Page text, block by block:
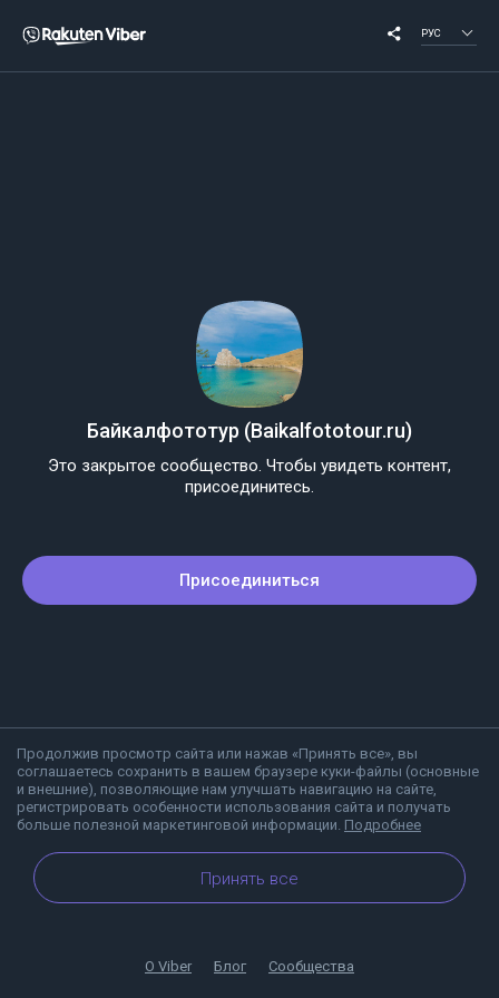
РУС
Продолжив просмотр сайта или нажав «Принять все», вы
соглашаетесь сохранить в вашем браузере куки-файлы (основные
и внешние), позволяющие нам улучшать навигацию на сайте,
регистрировать особенности использования сайта и получать
больше полезной маркетинговой информации. Подробнее
Принять все
Байкалфототур (Baikalfototour.ru)
Это закрытое сообщество. Чтобы увидеть контент,
присоединитесь.
Присоединиться
О Viber Блог Сообщества